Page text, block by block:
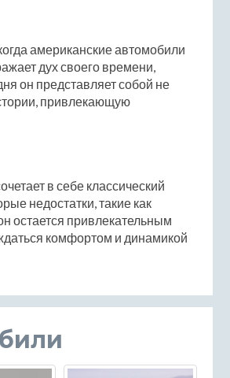
американские автомобили
дух своего времени,
он представляет собой не
привлекающую
в себе классический
недостатки, такие как
остается привлекательным
комфортом и динамикой